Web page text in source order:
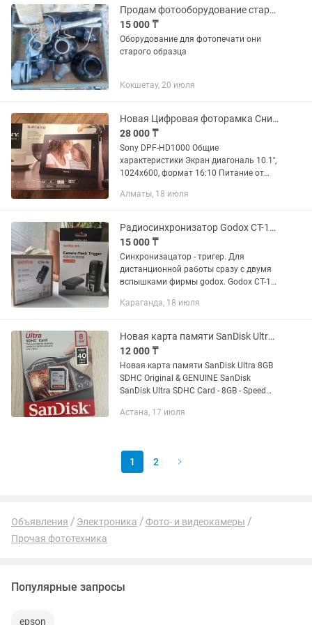
Продам фотооборудование старого образца Совдепия
15 000 ₸
Оборудование для фотопечати они
старого образца
Кокшетау, 20 июля
Новая Цифровая фоторамка Снижение цены!!!
28 000 ₸
Sony DPF-HD1000 Общие
характеристики Экран диагональ 10.1'',
1024x600, формат 16:10 Питание от
Встроенная память Flash, 2 Гб
Алматы, 18 июля
Радиосинхронизатор Godox СТ-16 двойной (синхронизатор триггер)
15 000 ₸
Синхронизацатор - тригер. Для
дистанционной работы сразу с двумя
вспышками фирмы godox. Godox CT-16
радио вспышки передатчик + приемник
Караганда, 18 июля
Новая карта памяти SanDisk Ultra 8GB SDHC.
12 000 ₸
Новая карта памяти SanDisk Ultra 8GB
SDHC Original & GENUINE SanDisk
SanDisk Ultra SDHC Card - 8GB - Speed
original cards for better picture & video.
Астана, 17 июля
1 2
Объявления Электроника
Фото- и видеокамеры
Прочая фототехника
Популярные запросы
epson